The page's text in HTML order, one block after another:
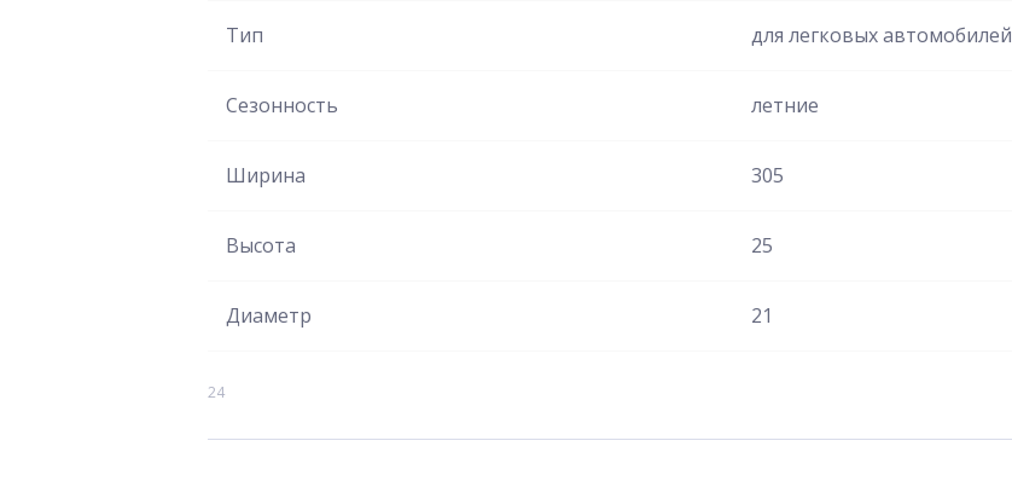
Тип для легковых автомобилей
Сезонность летние
Ширина 305
Высота 25
Диаметр 21
24